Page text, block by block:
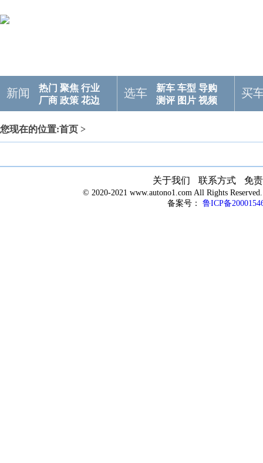
新闻 热门 聚焦 行业
厂商 政策 花边
选车 新车 车型 导购
测评 图片 视频
买
您现在的位置:首页 >
关于我们 联系方式 免
© 2020-2021 www.autono1.com All Rights
备案号：
鲁ICP备